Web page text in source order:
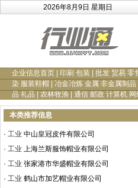
2026年8月9日 星期日
企业信息首页 印刷 包装 批发 贸易 零
染 服装鞋帽
冶金冶炼 金属 非金属制品
品 礼品
农林牧渔 通信 邮政 计算机 网
本类推荐信息
· 工业 中山皇冠皮件有限公司
· 工业 上海兰斯服饰帽业有限公司
· 工业 张家港市华盛帽业有限公司
· 工业 鹤山市加艺帽业有限公司